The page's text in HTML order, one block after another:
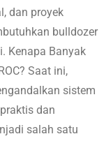
dan proyek
bulldozer
Kenapa Banyak
Saat ini,
sistem
dan
salah satu